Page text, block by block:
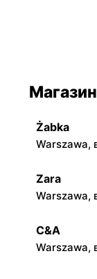
Warszawa
Groszek
Łomianki
Groszek
Krasickiego
Żabka
Warszawa,
Zara
Warszawa,
C&A
Warszawa,